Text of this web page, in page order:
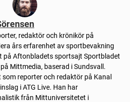
redaktör och krönikör på
års erfarenhet av sportbevakning
på Aftonbladets sportsajt Sportbladet
Mittmedia, baserad i Sundsvall.
reporter och redaktör på Kanal
i ATG Live. Han har
från Mittuniversitetet i